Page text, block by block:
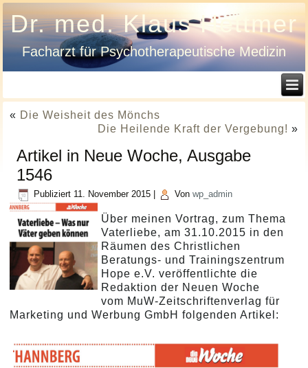
Dr. med. Klaus Hettmer
Facharzt für Psychotherapeutische Medizin
« Die Weisheit des Mönchs
Die Heilende Kraft der Vergebung! »
Artikel in Neue Woche, Ausgabe
1546
Publiziert 11. November 2015 Von wp_admin
Über meinen Vortrag, zum Thema
Vaterliebe, am 31.10.2015 in den
Räumen des Christlichen
Beratungs- und Trainingszentrum
Hope e.V. veröffentlichte die
Redaktion der Neuen Woche
vom MuW-Zeitschriftenverlag für
Marketing und Werbung GmbH folgenden Artikel: